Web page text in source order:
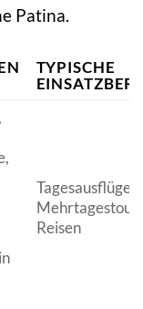
Patina.
TYPISCHE
Tagesausflüge,
Reisen